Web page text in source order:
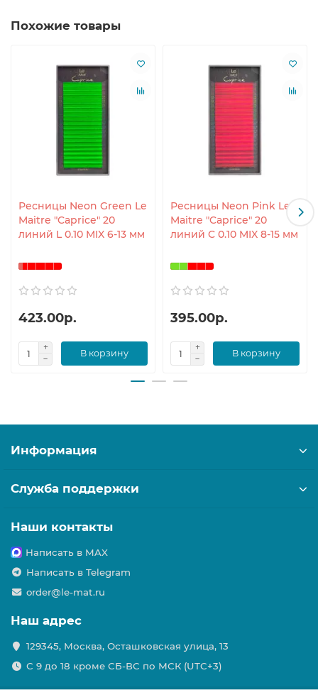
Похожие товары
Ресницы Neon Green Le
Maitre "Caprice" 20
линий L 0.10 MIX 6-13 мм
423.00р.
В корзину
Ресницы Neon Pink Le
Maitre "Caprice" 20
линий C 0.10 MIX 8-15 мм
395.00р.
В корзину
Информация
Служба поддержки
Наши контакты
Написать в MAX
Написать в Telegram
order@le-mat.ru
Наш адрес
129345, Москва, Осташковская улица, 13
С 9 до 18 кроме СБ-ВС по МСК (UTC+3)